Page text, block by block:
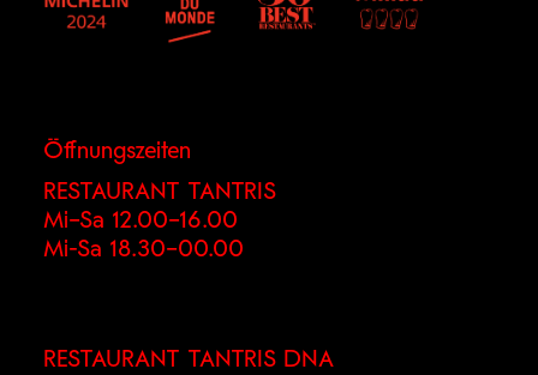
Öffnungszeiten
RESTAURANT TANTRIS
Mi–Sa 12.00–16.00
Mi-Sa 18.30–00.00
RESTAURANT TANTRIS DNA